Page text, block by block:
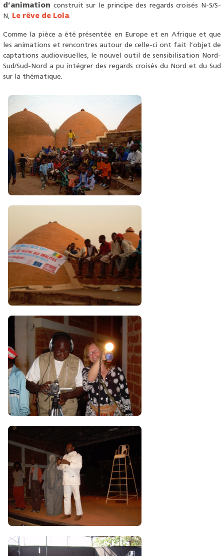
d’animation construit sur le principe des regards croisés N-S/S-
N, Le rêve de Lola.
Comme la pièce a été présentée en Europe et en Afrique et que
les animations et rencontres autour de celle-ci ont fait l’objet de
captations audiovisuelles, le nouvel outil de sensibilisation Nord-
Sud/Sud-Nord a pu intégrer des regards croisés du Nord et du Sud
sur la thématique.